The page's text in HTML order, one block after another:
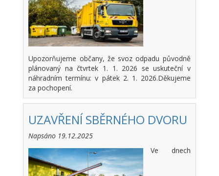
Upozorňujeme občany, že svoz odpadu původně
plánovaný na čtvrtek 1. 1. 2026 se uskuteční v
náhradním termínu: v pátek 2. 1. 2026.Děkujeme
za pochopení.
UZAVŘENÍ SBĚRNÉHO DVORU
Napsáno 19.12.2025
Ve dnech